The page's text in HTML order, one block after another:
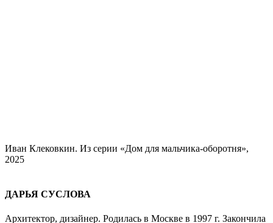
Иван Клековкин. Из серии «Дом для мальчика-оборотня»,
2025
ДАРЬЯ СУСЛОВА
Архитектор, дизайнер. Родилась в Москве в 1997 г. Закончила